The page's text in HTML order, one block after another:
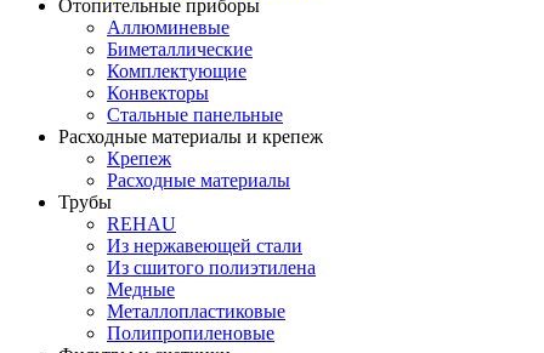
Отопительные приборы
Аллюминевые
Биметаллические
Комплектующие
Конвекторы
Стальные панельные
Расходные материалы и крепеж
Крепеж
Расходные материалы
Трубы
REHAU
Из нержавеющей стали
Из сшитого полиэтилена
Медные
Металлопластиковые
Полипропиленовые